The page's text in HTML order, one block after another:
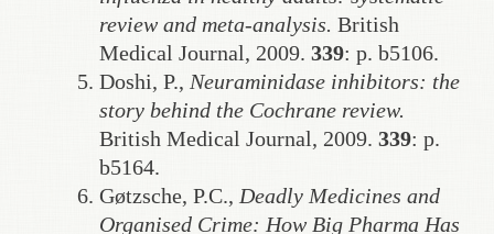
review and meta-analysis. British
Medical Journal, 2009. 339: p. b5106.
Doshi, P., Neuraminidase inhibitors: the
story behind the Cochrane review.
British Medical Journal, 2009. 339: p.
b5164.
Gøtzsche, P.C., Deadly Medicines and
Organised Crime: How Big Pharma Has